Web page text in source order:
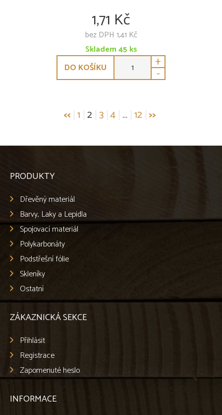
1,71 Kč
bez DPH 1,41 Kč
Skladem45 ks
DO KOŠÍKU
+
-
Stránkování
<< 1 2 3 4 … 12 >>
PRODUKTY
Dřevěný materiál
Barvy, Laky a Lepidla
Spojovací materiál
Polykarbonáty
Podstřešní fólie
Skleníky
Ostatní
ZÁKAZNICKÁ SEKCE
Přihlásit
Registrace
Zapomenuté heslo
INFORMACE